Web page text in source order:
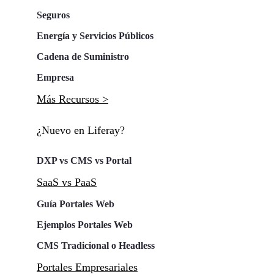
Seguros
Energía y Servicios Públicos
Cadena de Suministro
Empresa
Más Recursos >
¿Nuevo en Liferay?
DXP vs CMS vs Portal
SaaS vs PaaS
Guía Portales Web
Ejemplos Portales Web
CMS Tradicional o Headless
Portales Empresariales